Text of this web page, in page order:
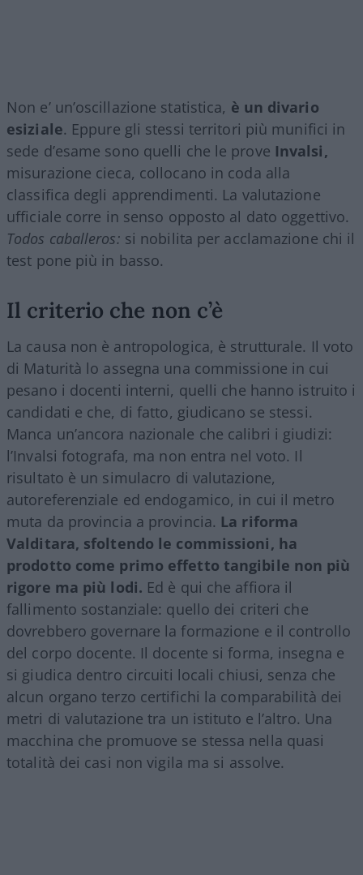
Non e’ un’oscillazione statistica, è un divario
esiziale. Eppure gli stessi territori più munifici in
sede d’esame sono quelli che le prove Invalsi,
misurazione cieca, collocano in coda alla
classifica degli apprendimenti. La valutazione
ufficiale corre in senso opposto al dato oggettivo.
Todos caballeros: si nobilita per acclamazione chi il
test pone più in basso.
Il criterio che non c’è
La causa non è antropologica, è strutturale. Il voto
di Maturità lo assegna una commissione in cui
pesano i docenti interni, quelli che hanno istruito i
candidati e che, di fatto, giudicano se stessi.
Manca un’ancora nazionale che calibri i giudizi:
l’Invalsi fotografa, ma non entra nel voto. Il
risultato è un simulacro di valutazione,
autoreferenziale ed endogamico, in cui il metro
muta da provincia a provincia. La riforma
Valditara, sfoltendo le commissioni, ha
prodotto come primo effetto tangibile non più
rigore ma più lodi. Ed è qui che affiora il
fallimento sostanziale: quello dei criteri che
dovrebbero governare la formazione e il controllo
del corpo docente. Il docente si forma, insegna e
si giudica dentro circuiti locali chiusi, senza che
alcun organo terzo certifichi la comparabilità dei
metri di valutazione tra un istituto e l’altro. Una
macchina che promuove se stessa nella quasi
totalità dei casi non vigila ma si assolve.